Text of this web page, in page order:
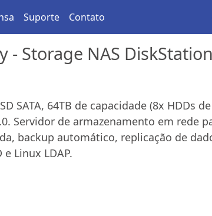
Suporte Contato
- Storage NAS DiskStation
SATA, 64TB de capacidade (8x HDDs
Servidor de armazenamento em rede
backup automático, replicação de
Linux LDAP.